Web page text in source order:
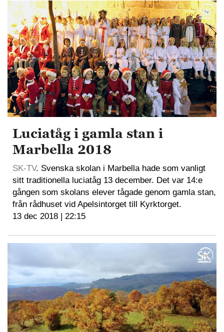
Luciatåg i gamla stan i
Marbella 2018
SK-TV. Svenska skolan i Marbella hade som vanligt
sitt traditionella luciatåg 13 december. Det var 14:e
gången som skolans elever tågade genom gamla stan,
från rådhuset vid Apelsintorget till Kyrktorget.
13 dec 2018 | 22:15